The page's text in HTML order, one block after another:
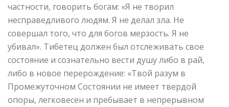
частности, говорить богам: «Я не творил
несправедливого людям. Я не делал зла. Не
совершал того, что для богов мерзость. Я не
убивал». Тибетец должен был отслеживать свое
состояние и сознательно вести душу либо в рай,
либо в новое перерождение: «Твой разум в
Промежуточном Состоянии не имеет твердой
опоры, легковесен и пребывает в непрерывном